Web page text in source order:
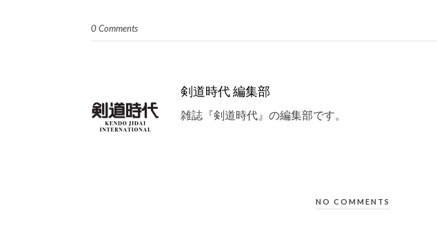
0 Comments
剣道時代 編集部
雑誌『剣道時代』の編集部です。
NO COMMENTS